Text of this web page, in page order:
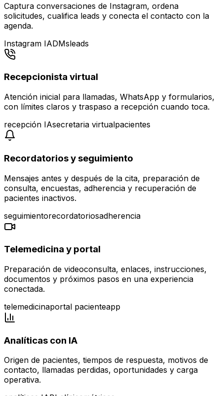
Captura conversaciones de Instagram, ordena
solicitudes, cualifica leads y conecta el contacto con la
agenda.
Instagram IADMsleads
Recepcionista virtual
Atención inicial para llamadas, WhatsApp y formularios,
con límites claros y traspaso a recepción cuando toca.
recepción IAsecretaria virtualpacientes
Recordatorios y seguimiento
Mensajes antes y después de la cita, preparación de
consulta, encuestas, adherencia y recuperación de
pacientes inactivos.
seguimientorecordatoriosadherencia
Telemedicina y portal
Preparación de videoconsulta, enlaces, instrucciones,
documentos y próximos pasos en una experiencia
conectada.
telemedicinaportal pacienteapp
Analíticas con IA
Origen de pacientes, tiempos de respuesta, motivos de
contacto, llamadas perdidas, oportunidades y carga
operativa.